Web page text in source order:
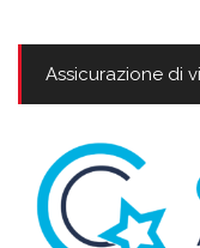
Assicurazione di